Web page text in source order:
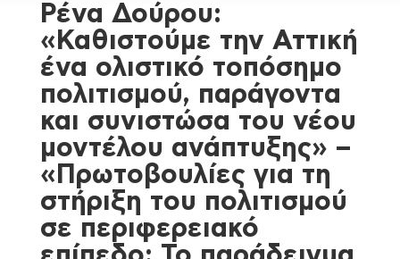
Ρένα Δούρου:
«Καθιστούμε την Αττική
ένα ολιστικό τοπόσημο
πολιτισμού, παράγοντα
και συνιστώσα του νέου
μοντέλου ανάπτυξης» –
«Πρωτοβουλίες για τη
στήριξη του πολιτισμού
σε περιφερειακό